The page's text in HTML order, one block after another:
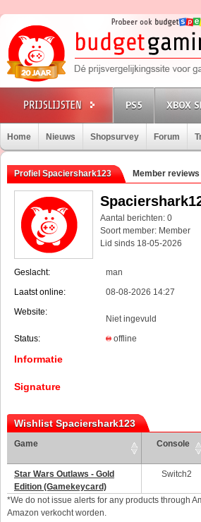
PS5 XBOX
Home Nieuws Shopsurvey Forum
Profiel Spaciershark123 Member reviews
Aantal berichten: 0
Soort member: Member
Lid sinds 18-05-2026
Geslacht:
man
Laatst online:
08-08-2026 14:27
Website:
Niet ingevuld
Status:
offline
Informatie
Signature
Wishlist Spaciershark123
Game Console
Star Wars Outlaws - Gold
Edition (Gamekeycard)
Switch2
*We do not issue alerts for any products through
Amazon verkocht worden.